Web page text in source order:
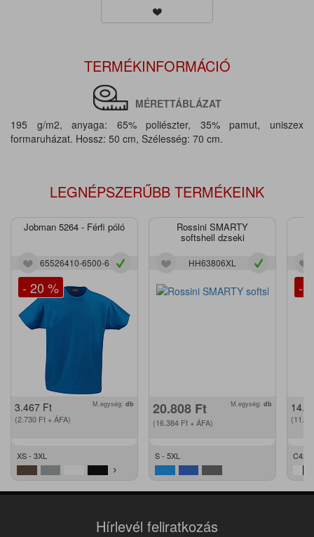
TERMÉKINFORMÁCIÓ
MÉRETTÁBLÁZAT
195 g/m2, anyaga: 65% poliészter, 35% pamut, uniszex
formaruházat. Hossz: 50 cm, Szélesség: 70 cm.
LEGNÉPSZERŰBB TERMÉKEINK
Jobman 5264 - Férfi póló
65526410-6500-6
- 20 %
3.467 Ft
(2.730 Ft + ÁFA)
M.egység: db
XS - 3XL
Rossini SMARTY
softshell dzseki
HH63806XL
20.808 Ft
(16.384 Ft + ÁFA)
M.egység: db
S - 5XL
-
C42 -
Hírlevél feliratkozás